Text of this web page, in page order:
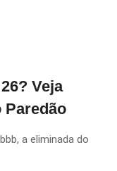
Veja
Paredão
a eliminada do